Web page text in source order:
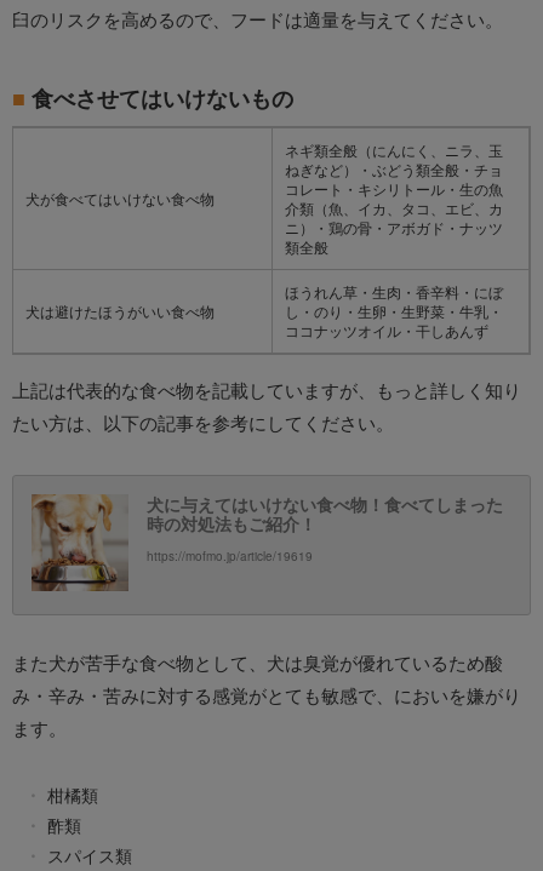
臼のリスクを高めるので、フードは適量を与えてください。
食べさせてはいけないもの
犬が食べてはいけない食べ物
ネギ類全般（にんにく、ニラ、玉
ねぎなど）・ぶどう類全般・チョ
コレート・キシリトール・生の魚
介類（魚、イカ、タコ、エビ、カ
ニ）・鶏の骨・アボガド・ナッツ
類全般
犬は避けたほうがいい食べ物
ほうれん草・生肉・香辛料・にぼ
し・のり・生卵・生野菜・牛乳・
ココナッツオイル・干しあんず
上記は代表的な食べ物を記載していますが、もっと詳しく知り
たい方は、以下の記事を参考にしてください。
犬に与えてはいけない食べ物！食べてしまった
時の対処法もご紹介！
https://mofmo.jp/article/19619
また犬が苦手な食べ物として、犬は臭覚が優れているため酸
み・辛み・苦みに対する感覚がとても敏感で、においを嫌がり
ます。
柑橘類
酢類
スパイス類